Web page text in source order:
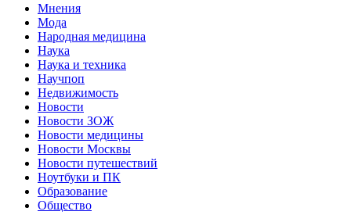
Мнения
Мода
Народная медицина
Наука
Наука и техника
Научпоп
Недвижимость
Новости
Новости ЗОЖ
Новости медицины
Новости Москвы
Новости путешествий
Ноутбуки и ПК
Образование
Общество